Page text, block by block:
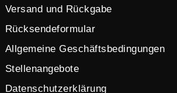
Versand und Rückgabe
Rücksendeformular
Allgemeine Geschäftsbedingungen
Stellenangebote
Datenschutzerklärung